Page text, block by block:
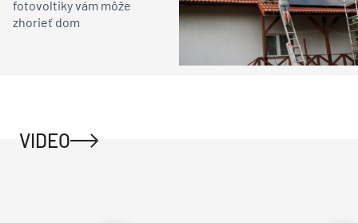
fotovoltiky vám môže
zhorieť dom
VIDEO